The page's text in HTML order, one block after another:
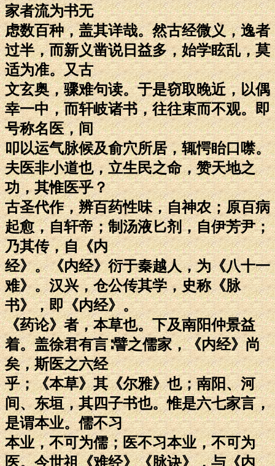
家者流为书无
虑数百种，盖其详哉。然古经微义，逸者
过半，而新义凿说日益多，始学眩乱，莫
适为准。又古
文玄奥，骤难句读。于是窃取晚近，以偶
幸一中，而轩岐诸书，往往束而不观。即
号称名医，间
叩以运气脉候及俞穴所居，辄愕眙口噤。
夫医非小道也，立生民之命，赞天地之
功，其惟医乎？
古圣代作，辨百药性味，自神农；原百病
起愈，自轩帝；制汤液匕剂，自伊芳尹；
乃其传，自《内
经》。《内经》衍于秦越人，为《八十一
难》。汉兴，仓公传其学，史称《脉
书》，即《内经》。
《药论》者，本草也。下及南阳仲景益
着。盖徐君有言∶譬之儒家，《内经》尚
矣，斯医之六经
乎；《本草》其《尔雅》也；南阳、河
间、东垣，其四子书也。惟是六七家言，
是谓本业。儒不习
本业，不可为儒；医不习本业，不可为
医。今世祖《难经》《脉诀》，与《内